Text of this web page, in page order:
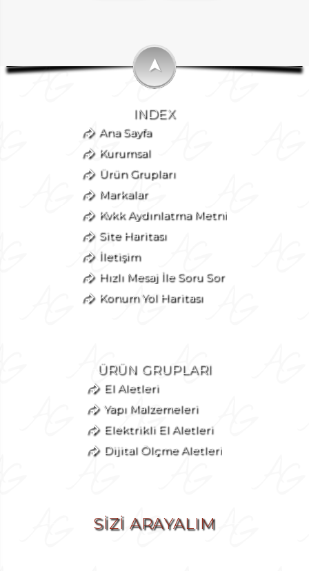
➤
INDEX
Ana Sayfa
Kurumsal
Ürün Grupları
Markalar
Kvkk Aydınlatma Metni
Site Haritası
İletişim
Hızlı Mesaj İle Soru Sor
Konum Yol Haritası
ÜRÜN GRUPLARI
El Aletleri
Yapı Malzemeleri
Elektrikli El Aletleri
Dijital Ölçme Aletleri
SİZİ ARAYALIM